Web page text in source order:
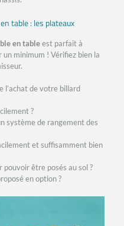
table : les plateaux
en tableest parfait à
minimum ! Vérifiez bien la
l’achat de votre billard
?
système de rangement des
et suffisamment bien
être posés au sol ?
en option ?